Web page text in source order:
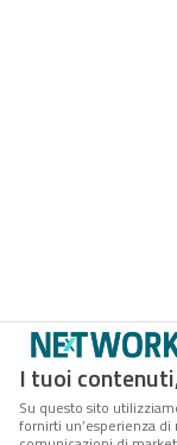
I tuoi
Su questo sito
fornirti un’esperienza